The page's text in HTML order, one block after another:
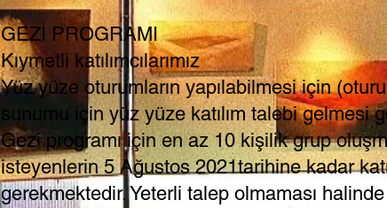
GEZİ PROGRAMI
Kıymetli katılımcılarımız
Yüz yüze oturumların yapılabilmesi için
sunumu için yüz yüze katılım talebi gelmesi
Gezi programı için en az 10 kişilik grup
isteyenlerin 5 Ağustos 2021tarihine kadar
gerekmektedir. Yeterli talep olmaması